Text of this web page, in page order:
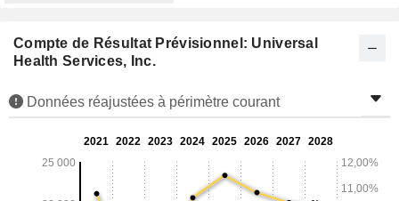
Compte de Résultat Prévisionnel: Universal
Health Services, Inc.
Données réajustées à périmètre courant